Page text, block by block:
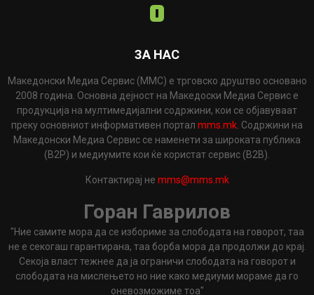
ЗА НАС
Македонски Медиа Сервис (ММС) е трговско друштво основано
2008 година. Основна дејност на Македоски Медиа Сервис е
продукција на мултимедијални содржини, кои се објавуваат
преку основниот информативен портал mms.mk . Содржини на
Македонски Медиа Сервис се наменети за широката публика
(B2P) и медиумите кои ќе користат сервис (B2B).
Контактирај не mms@mms.mk
Горан Гаврилов
"Ние самите мора да се избориме за слободата на говорот, таа
не е секогаш гарантирана, таа борба мора да продолжи до крај.
Секоја власт тежнее да ја ограничи слободата на говорот и
слободата на мислењето но ние како медиуми мораме да го
оневозможиме тоа"